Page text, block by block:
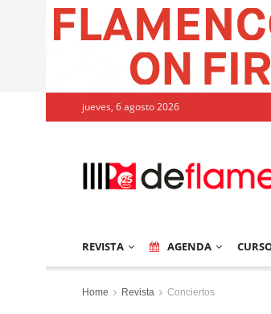
jueves, 6 agosto 2026
REVISTA AGENDA
Home Revista Conciertos